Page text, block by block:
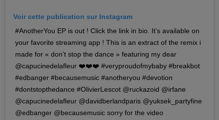
Voir cette publication sur Instagram
#AnotherYou EP is out ! Click the link in bio. It’s available on
your favorite streaming app ! This is an extract of the remix i
made for « don’t stop the dance » featuring my dear
@capucinedelafleur ❤️❤️❤️ #veryproudofmybaby #breakbot
#edbanger #becausemusic #anotheryou #devotion
#dontstopthedance #OlivierLescot @ruckazoid @irfane
@capucinedelafleur @davidberlandparis @yuksek_partyfine
@edbanger @becausemusic sorry for the video